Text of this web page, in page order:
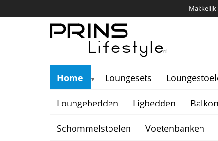
Makkelijk
Home ▼ Loungesets
Loungebedden Ligbedden
Schommelstoelen Voetenbanken